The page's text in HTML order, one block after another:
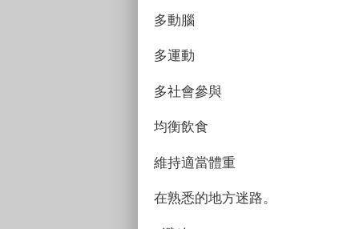
多動腦
多運動
多社會參與
均衡飲食
維持適當體重
在熟悉的地方迷路。